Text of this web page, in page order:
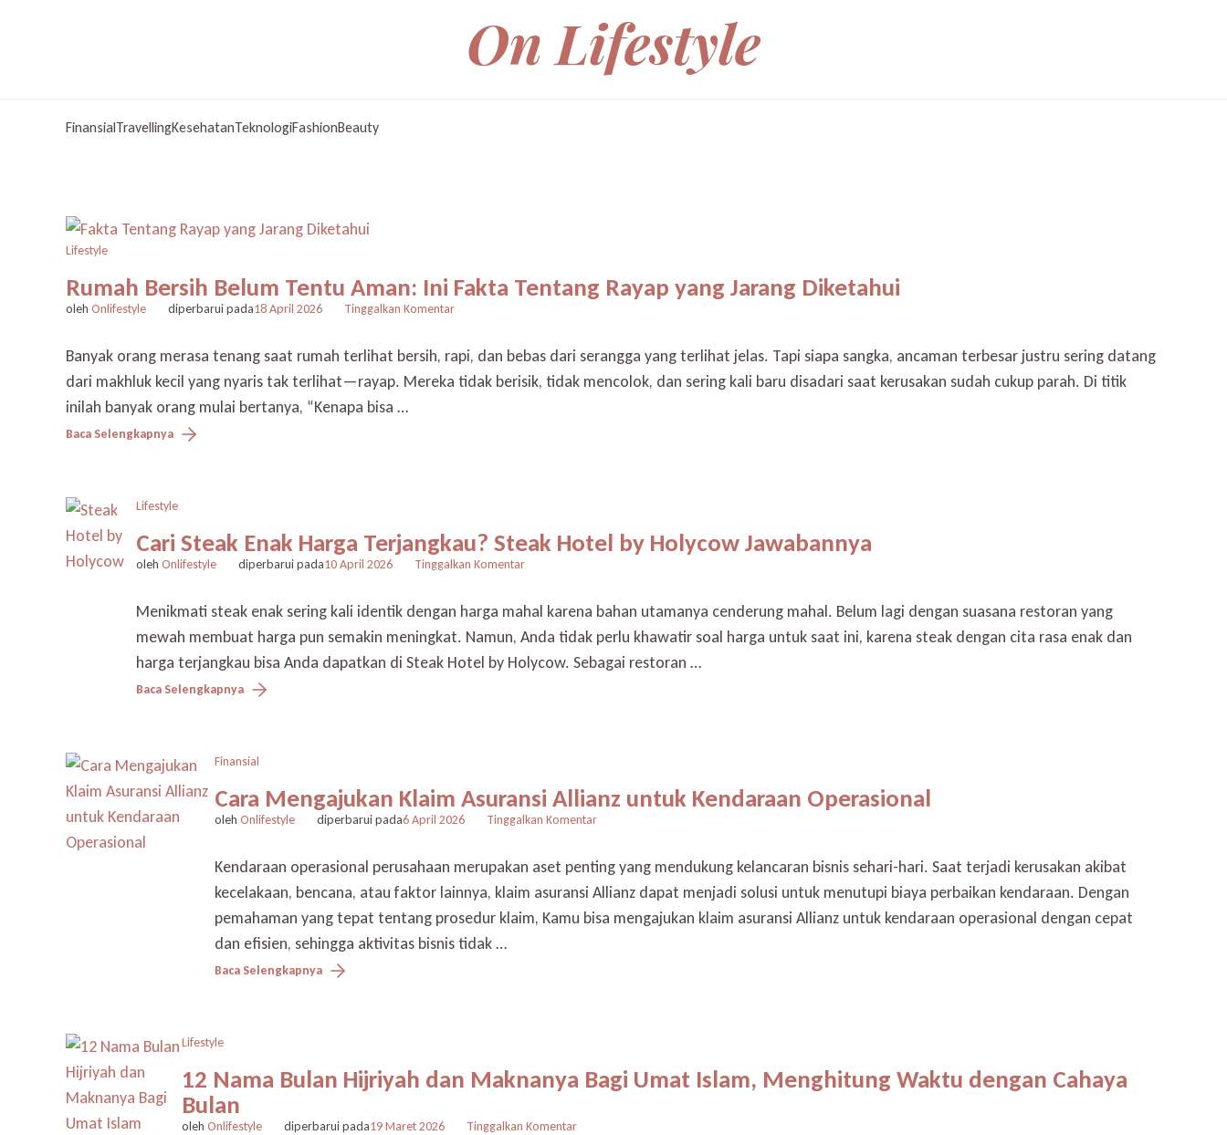
On Lifestyle
FinansialTravellingKesehatanTeknologiFashionBeauty
Lifestyle
Rumah Bersih Belum Tentu Aman: Ini Fakta Tentang Rayap yang Jarang Diketahui
oleh Onlifestyle diperbarui pada18 April 2026 Tinggalkan Komentarpada
Belum
Tentu
Banyak orang merasa tenang saat rumah terlihat bersih, rapi, dan bebas dari serangga yang terlihat jelas. Tapi siapa sangka, ancaman terbesar justru sering datang
dari makhluk kecil yang nyaris tak terlihat—rayap. Mereka tidak berisik, tidak mencolok, dan sering kali baru disadari saat kerusakan sudah cukup parah. Di titik
inilah banyak orang mulai bertanya, “Kenapa bisa …
Baca Selengkapnya
Lifestyle
Cari Steak Enak Harga Terjangkau? Steak Hotel by Holycow Jawabannya
oleh Onlifestyle diperbarui pada10 April 2026 Tinggalkan Komentarpada
Enak
Harga
Terjangkau?
Steak
Menikmati steak enak sering kali identik dengan harga mahal karena bahan utamanya cenderung mahal. Belum lagi dengan suasana restoran yang
mewah membuat harga pun semakin meningkat. Namun, Anda tidak perlu khawatir soal harga untuk saat ini, karena steak dengan cita rasa enak dan
harga terjangkau bisa Anda dapatkan di Steak Hotel by Holycow. Sebagai restoran …
Baca Selengkapnya
Finansial
Cara Mengajukan Klaim Asuransi Allianz untuk Kendaraan Operasional
olehOnlifestyle diperbarui pada6 April 2026 Tinggalkan Komentarpada
Klaim
Asuransi
untuk
Kendaraan operasional perusahaan merupakan aset penting yang mendukung kelancaran bisnis sehari-hari. Saat terjadi kerusakan akibat
kecelakaan, bencana, atau faktor lainnya, klaim asuransi Allianz dapat menjadi solusi untuk menutupi biaya perbaikan kendaraan. Dengan
pemahaman yang tepat tentang prosedur klaim, Kamu bisa mengajukan klaim asuransi Allianz untuk kendaraan operasional dengan cepat
dan efisien, sehingga aktivitas bisnis tidak …
Baca Selengkapnya
Lifestyle
12 Nama Bulan Hijriyah dan Maknanya Bagi Umat Islam, Menghitung Waktu dengan Cahaya
Bulan
oleh Onlifestyle diperbarui pada19 Maret 2026 Tinggalkan Komentarpada